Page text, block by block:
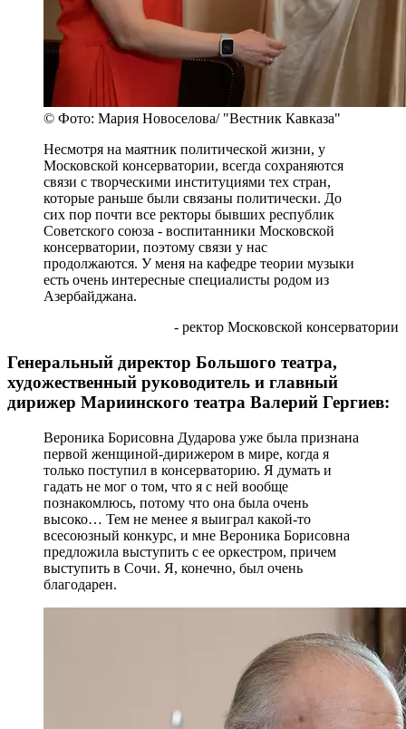
© Фото: Мария Новоселова/ "Вестник Кавказа"
Несмотря на маятник политической жизни, у
Московской консерватории, всегда сохраняются
связи с творческими институциями тех стран,
которые раньше были связаны политически. До
сих пор почти все ректоры бывших республик
Советского союза - воспитанники Московской
консерватории, поэтому связи у нас
продолжаются. У меня на кафедре теории музыки
есть очень интересные специалисты родом из
Азербайджана.
- ректор Московской консерватории
Генеральный директор Большого театра,
художественный руководитель и главный
дирижер Мариинского театра Валерий Гергиев:
Вероника Борисовна Дударова уже была признана
первой женщиной-дирижером в мире, когда я
только поступил в консерваторию. Я думать и
гадать не мог о том, что я с ней вообще
познакомлюсь, потому что она была очень
высоко… Тем не менее я выиграл какой-то
всесоюзный конкурс, и мне Вероника Борисовна
предложила выступить с ее оркестром, причем
выступить в Сочи. Я, конечно, был очень
благодарен.